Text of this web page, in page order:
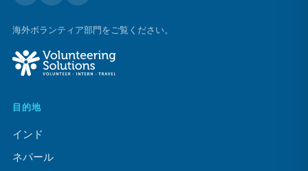
海外ボランティア部門をご覧ください。
目的地
インド
ネパール